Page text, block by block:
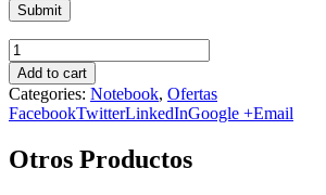
Add to cart
Categories: Notebook, Ofertas
FacebookTwitterLinkedInGoogle +Email
Otros Productos